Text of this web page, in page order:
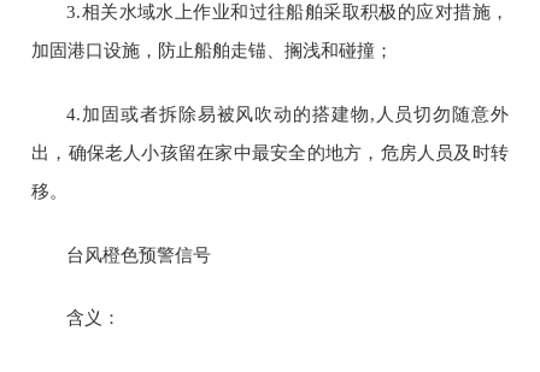
3.相关水域水上作业和过往船舶采取积极的应对措施，
加固港口设施，防止船舶走锚、搁浅和碰撞；
4.加固或者拆除易被风吹动的搭建物, 人员切勿随意外
出，确保老人小孩留在家中最安全的地方，危房人员及时转
移。
台风橙色预警信号
含义：